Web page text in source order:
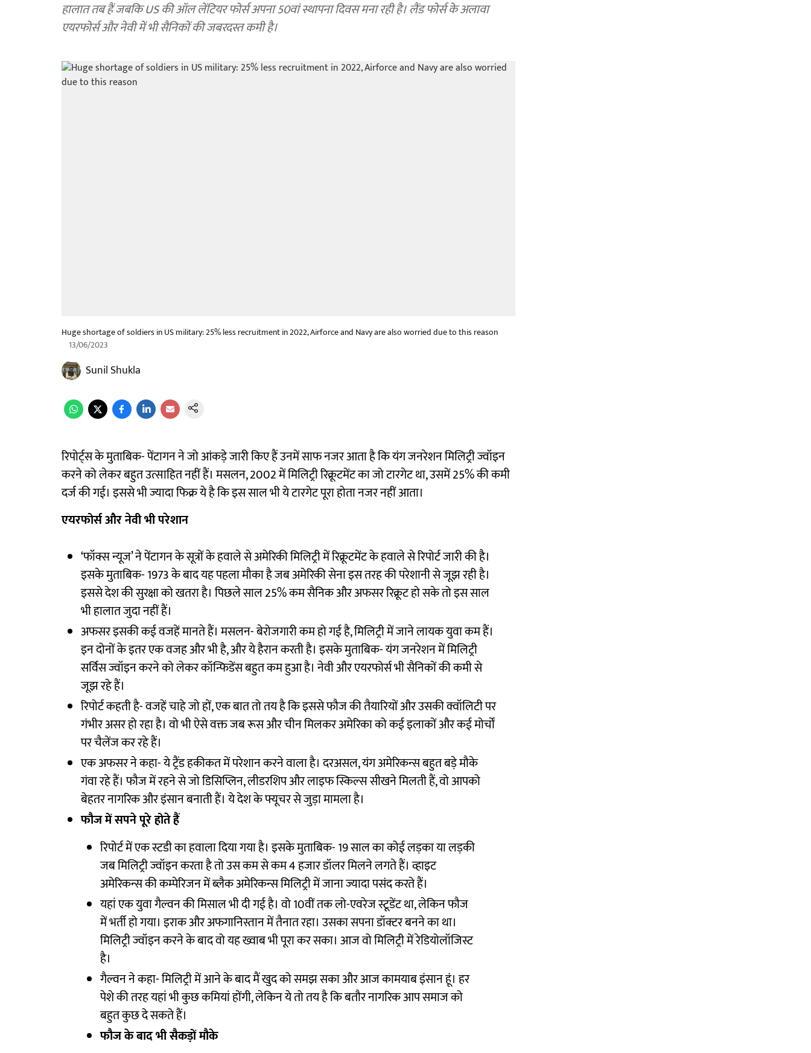
हालात तब हैं जबकि US की ऑल लेंटियर फोर्स अपना 50वां स्थापना दिवस मना रही है। लैंड फोर्स के अलावा
एयरफोर्स और नेवी में भी सैनिकों की जबरदस्त कमी है।
Huge shortage of soldiers in US military: 25% less recruitment in 2022, Airforce and Navy are also worried due to this reason
13/06/2023
Sunil Shukla
रिपोर्ट्स के मुताबिक- पेंटागन ने जो आंकड़े जारी किए हैं उनमें साफ नजर आता है कि यंग जनरेशन मिलिट्री ज्वॉइन
करने को लेकर बहुत उत्साहित नहीं हैं। मसलन, 2002 में मिलिट्री रिक्रूटमेंट का जो टारगेट था, उसमें 25% की कमी
दर्ज की गई। इससे भी ज्यादा फिक्र ये है कि इस साल भी ये टारगेट पूरा होता नजर नहीं आता।
एयरफोर्स और नेवी भी परेशान
‘फॉक्स न्यूज’ ने पेंटागन के सूत्रों के हवाले से अमेरिकी मिलिट्री में रिक्रूटमेंट के हवाले से रिपोर्ट जारी की है।
इसके मुताबिक- 1973 के बाद यह पहला मौका है जब अमेरिकी सेना इस तरह की परेशानी से जूझ रही है।
इससे देश की सुरक्षा को खतरा है। पिछले साल 25% कम सैनिक और अफसर रिक्रूट हो सके तो इस साल
भी हालात जुदा नहीं हैं।
अफसर इसकी कई वजहें मानते हैं। मसलन- बेरोजगारी कम हो गई है, मिलिट्री में जाने लायक युवा कम हैं।
इन दोनों के इतर एक वजह और भी है, और ये हैरान करती है। इसके मुताबिक- यंग जनरेशन में मिलिट्री
सर्विस ज्वॉइन करने को लेकर कॉन्फिडेंस बहुत कम हुआ है। नेवी और एयरफोर्स भी सैनिकों की कमी से
जूझ रहे हैं।
रिपोर्ट कहती है- वजहें चाहे जो हों, एक बात तो तय है कि इससे फौज की तैयारियों और उसकी क्वॉलिटी पर
गंभीर असर हो रहा है। वो भी ऐसे वक्त जब रूस और चीन मिलकर अमेरिका को कई इलाकों और कई मोर्चों
पर चैलेंज कर रहे हैं।
एक अफसर ने कहा- ये ट्रैंड हकीकत में परेशान करने वाला है। दरअसल, यंग अमेरिकन्स बहुत बड़े मौके
गंवा रहे हैं। फौज में रहने से जो डिसिप्लिन, लीडरशिप और लाइफ स्किल्स सीखने मिलती हैं, वो आपको
बेहतर नागरिक और इंसान बनाती हैं। ये देश के फ्यूचर से जुड़ा मामला है।
फौज में सपने पूरे होते हैं
रिपोर्ट में एक स्टडी का हवाला दिया गया है। इसके मुताबिक- 19 साल का कोई लड़का या लड़की
जब मिलिट्री ज्वॉइन करता है तो उस कम से कम 4 हजार डॉलर मिलने लगते हैं। व्हाइट
अमेरिकन्स की कम्पेरिजन में ब्लैक अमेरिकन्स मिलिट्री में जाना ज्यादा पसंद करते हैं।
यहां एक युवा गैल्वन की मिसाल भी दी गई है। वो 10वीं तक लो-एवरेज स्टूडेंट था, लेकिन फौज
में भर्ती हो गया। इराक और अफगानिस्तान में तैनात रहा। उसका सपना डॉक्टर बनने का था।
मिलिट्री ज्वॉइन करने के बाद वो यह ख्वाब भी पूरा कर सका। आज वो मिलिट्री में रेडियोलॉजिस्ट
है।
गैल्वन ने कहा- मिलिट्री में आने के बाद मैं खुद को समझ सका और आज कामयाब इंसान हूं। हर
पेशे की तरह यहां भी कुछ कमियां होंगी, लेकिन ये तो तय है कि बतौर नागरिक आप समाज को
बहुत कुछ दे सकते हैं।
फौज के बाद भी सैकड़ों मौके